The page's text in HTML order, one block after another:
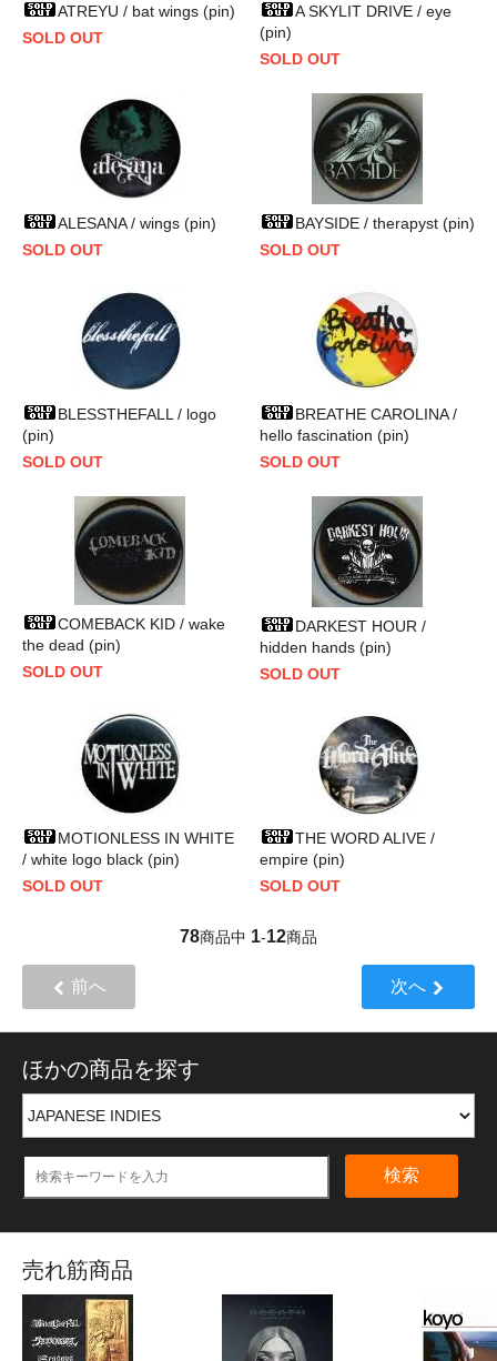
ATREYU / bat wings (pin)
SOLD OUT
A SKYLIT DRIVE / eye
(pin)
SOLD OUT
ALESANA / wings (pin)
SOLD OUT
BAYSIDE / therapyst (pin)
SOLD OUT
BLESSTHEFALL / logo
(pin)
SOLD OUT
BREATHE CAROLINA /
hello fascination (pin)
SOLD OUT
COMEBACK KID / wake
the dead (pin)
SOLD OUT
DARKEST HOUR /
hidden hands (pin)
SOLD OUT
MOTIONLESS IN WHITE
/ white logo black (pin)
SOLD OUT
THE WORD ALIVE /
empire (pin)
SOLD OUT
78商品中 1-12商品
前へ 次へ
ほかの商品を探す
検索
売れ筋商品